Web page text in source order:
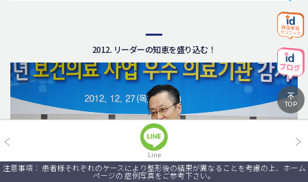
2012. リーダーの知恵を盛り込む！
Line
TOP
注意事項： 患者様それぞれのケースにより整形後の結果が異なることを考慮の上、ホーム
ページの 症例写真をご参考下さい。